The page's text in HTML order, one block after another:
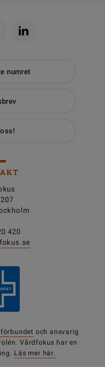
numret
420
och ansvarig
Vårdfokus har en
Läs mer här.